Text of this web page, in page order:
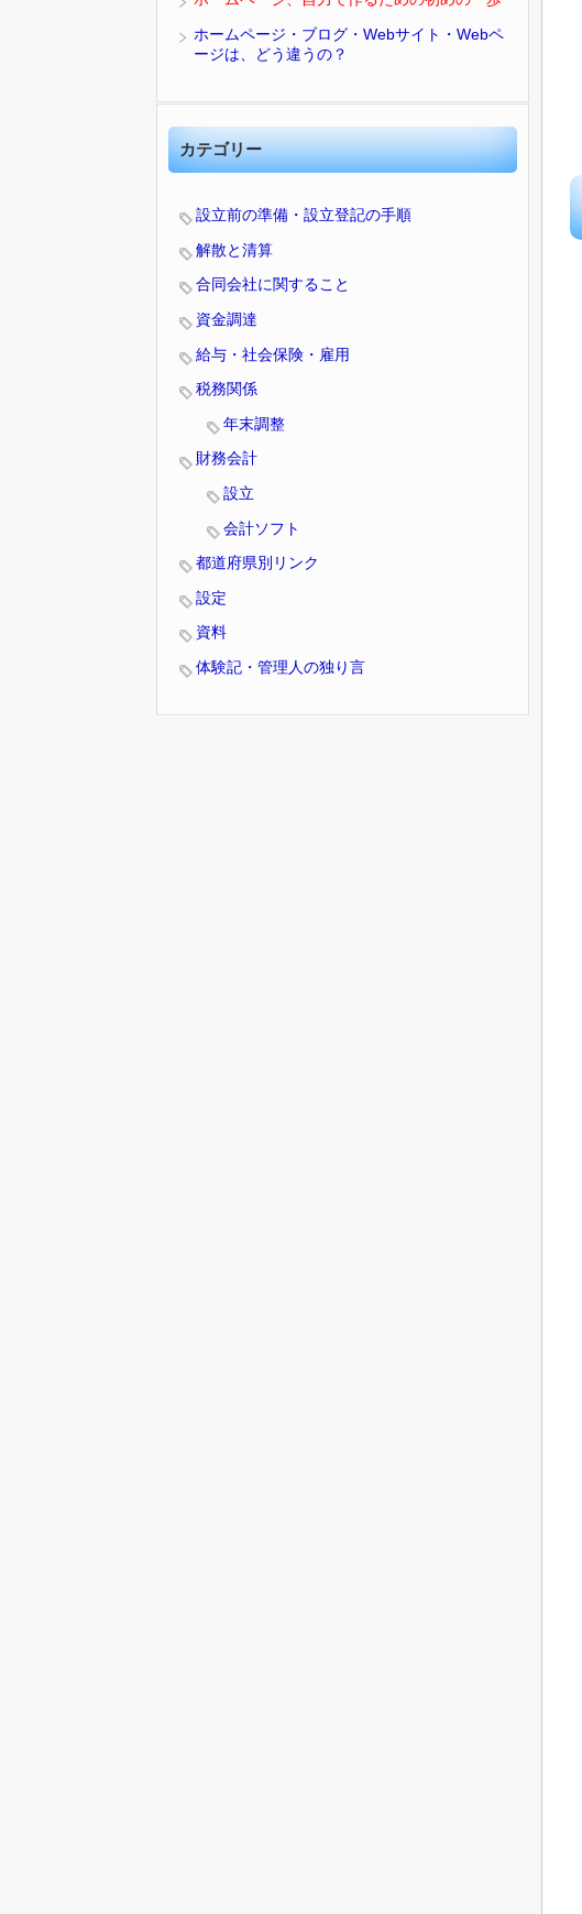
ホームページ・ブログ・Webサイト・Webペ
ージは、どう違うの？
カテゴリー
設立前の準備・設立登記の手順
解散と清算
合同会社に関すること
資金調達
給与・社会保険・雇用
税務関係
年末調整
財務会計
設立
会計ソフト
都道府県別リンク
設定
資料
体験記・管理人の独り言